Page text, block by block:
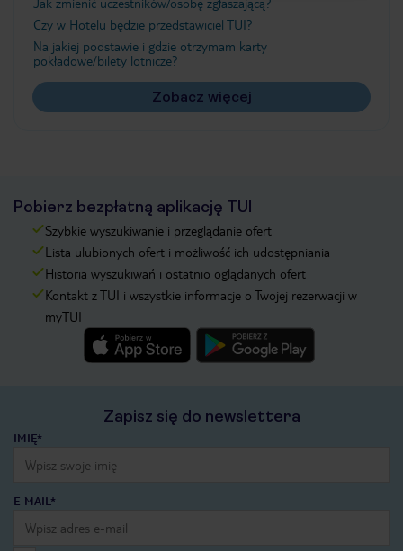
Czy w Hotelu będzie przedstawiciel TUI?
Na jakiej podstawie i gdzie otrzymam karty
pokładowe/bilety lotnicze?
Zobacz więcej
Pobierz bezpłatną aplikację TUI
Szybkie wyszukiwanie i przeglądanie ofert
Lista ulubionych ofert i możliwość ich udostępniania
Historia wyszukiwań i ostatnio oglądanych ofert
Kontakt z TUI i wszystkie informacje o Twojej rezerwacji w
myTUI
Zapisz się do newslettera
IMIĘ*
E-MAIL*